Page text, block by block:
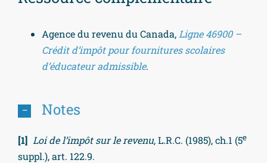
Agence du revenu du Canada, Ligne 46900 –
Crédit d’impôt pour fournitures scolaires
d’éducateur admissible.
Notes
[1] Loi de l’impôt sur le revenu,L.R.C. (1985), ch.1 (5e
suppl.), art. 122.9.